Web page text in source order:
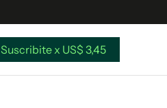
Suscribite x US$ 3,45